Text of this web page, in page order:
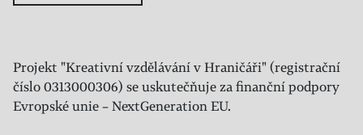
Projekt "Kreativní vzdělávání v Hraničáři" (registrační
číslo 0313000306) se uskutečňuje za finanční podpory
Evropské unie – NextGeneration EU.